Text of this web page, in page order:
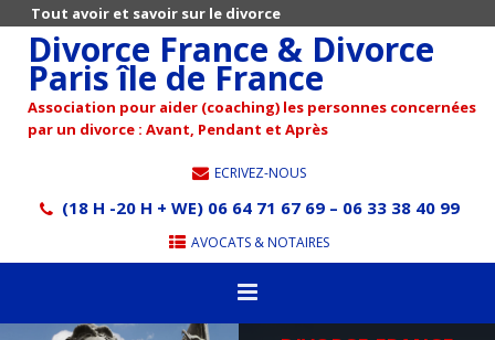
Tout avoir et savoir sur le divorce
Divorce France & Divorce
Paris île de France
Association pour aider (coaching) les personnes concernées
par un divorce : Avant, Pendant et Après
ECRIVEZ-NOUS
(18 H -20 H + WE) 06 64 71 67 69 – 06 33 38 40 99
AVOCATS & NOTAIRES